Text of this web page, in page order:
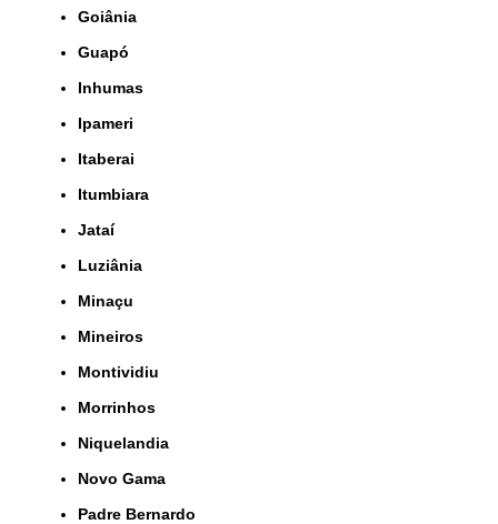
Goiânia
Guapó
Inhumas
Ipameri
Itaberai
Itumbiara
Jataí
Luziânia
Minaçu
Mineiros
Montividiu
Morrinhos
Niquelandia
Novo Gama
Padre Bernardo